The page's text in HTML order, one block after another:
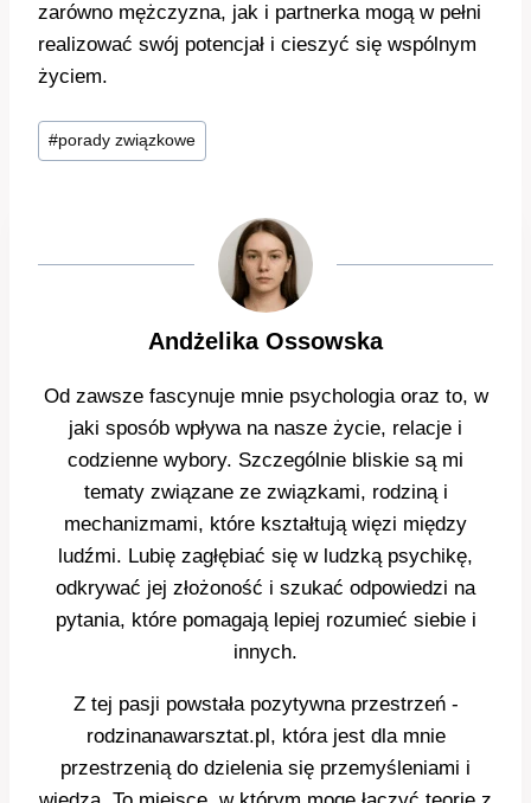
zarówno mężczyzna, jak i partnerka mogą w pełni
realizować swój potencjał i cieszyć się wspólnym
życiem.
Tagi
wpisu:
#porady związkowe
Andżelika Ossowska
Od zawsze fascynuje mnie psychologia oraz to, w
jaki sposób wpływa na nasze życie, relacje i
codzienne wybory. Szczególnie bliskie są mi
tematy związane ze związkami, rodziną i
mechanizmami, które kształtują więzi między
ludźmi. Lubię zagłębiać się w ludzką psychikę,
odkrywać jej złożoność i szukać odpowiedzi na
pytania, które pomagają lepiej rozumieć siebie i
innych.
Z tej pasji powstała pozytywna przestrzeń -
rodzinanawarsztat.pl, która jest dla mnie
przestrzenią do dzielenia się przemyśleniami i